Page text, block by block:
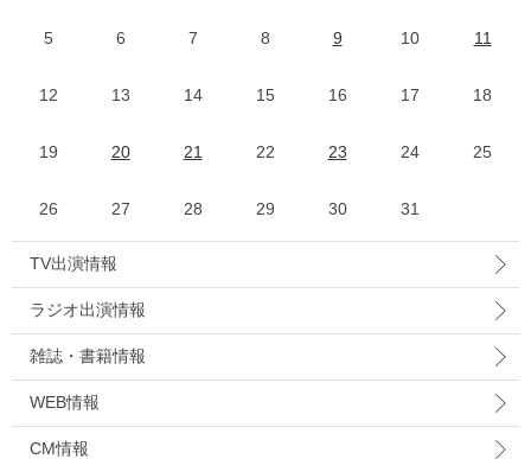
5 6 7 8 9 10 11
12 13 14 15 16 17 18
19 20 21 22 23 24 25
26 27 28 29 30 31
TV出演情報
ラジオ出演情報
雑誌・書籍情報
WEB情報
CM情報